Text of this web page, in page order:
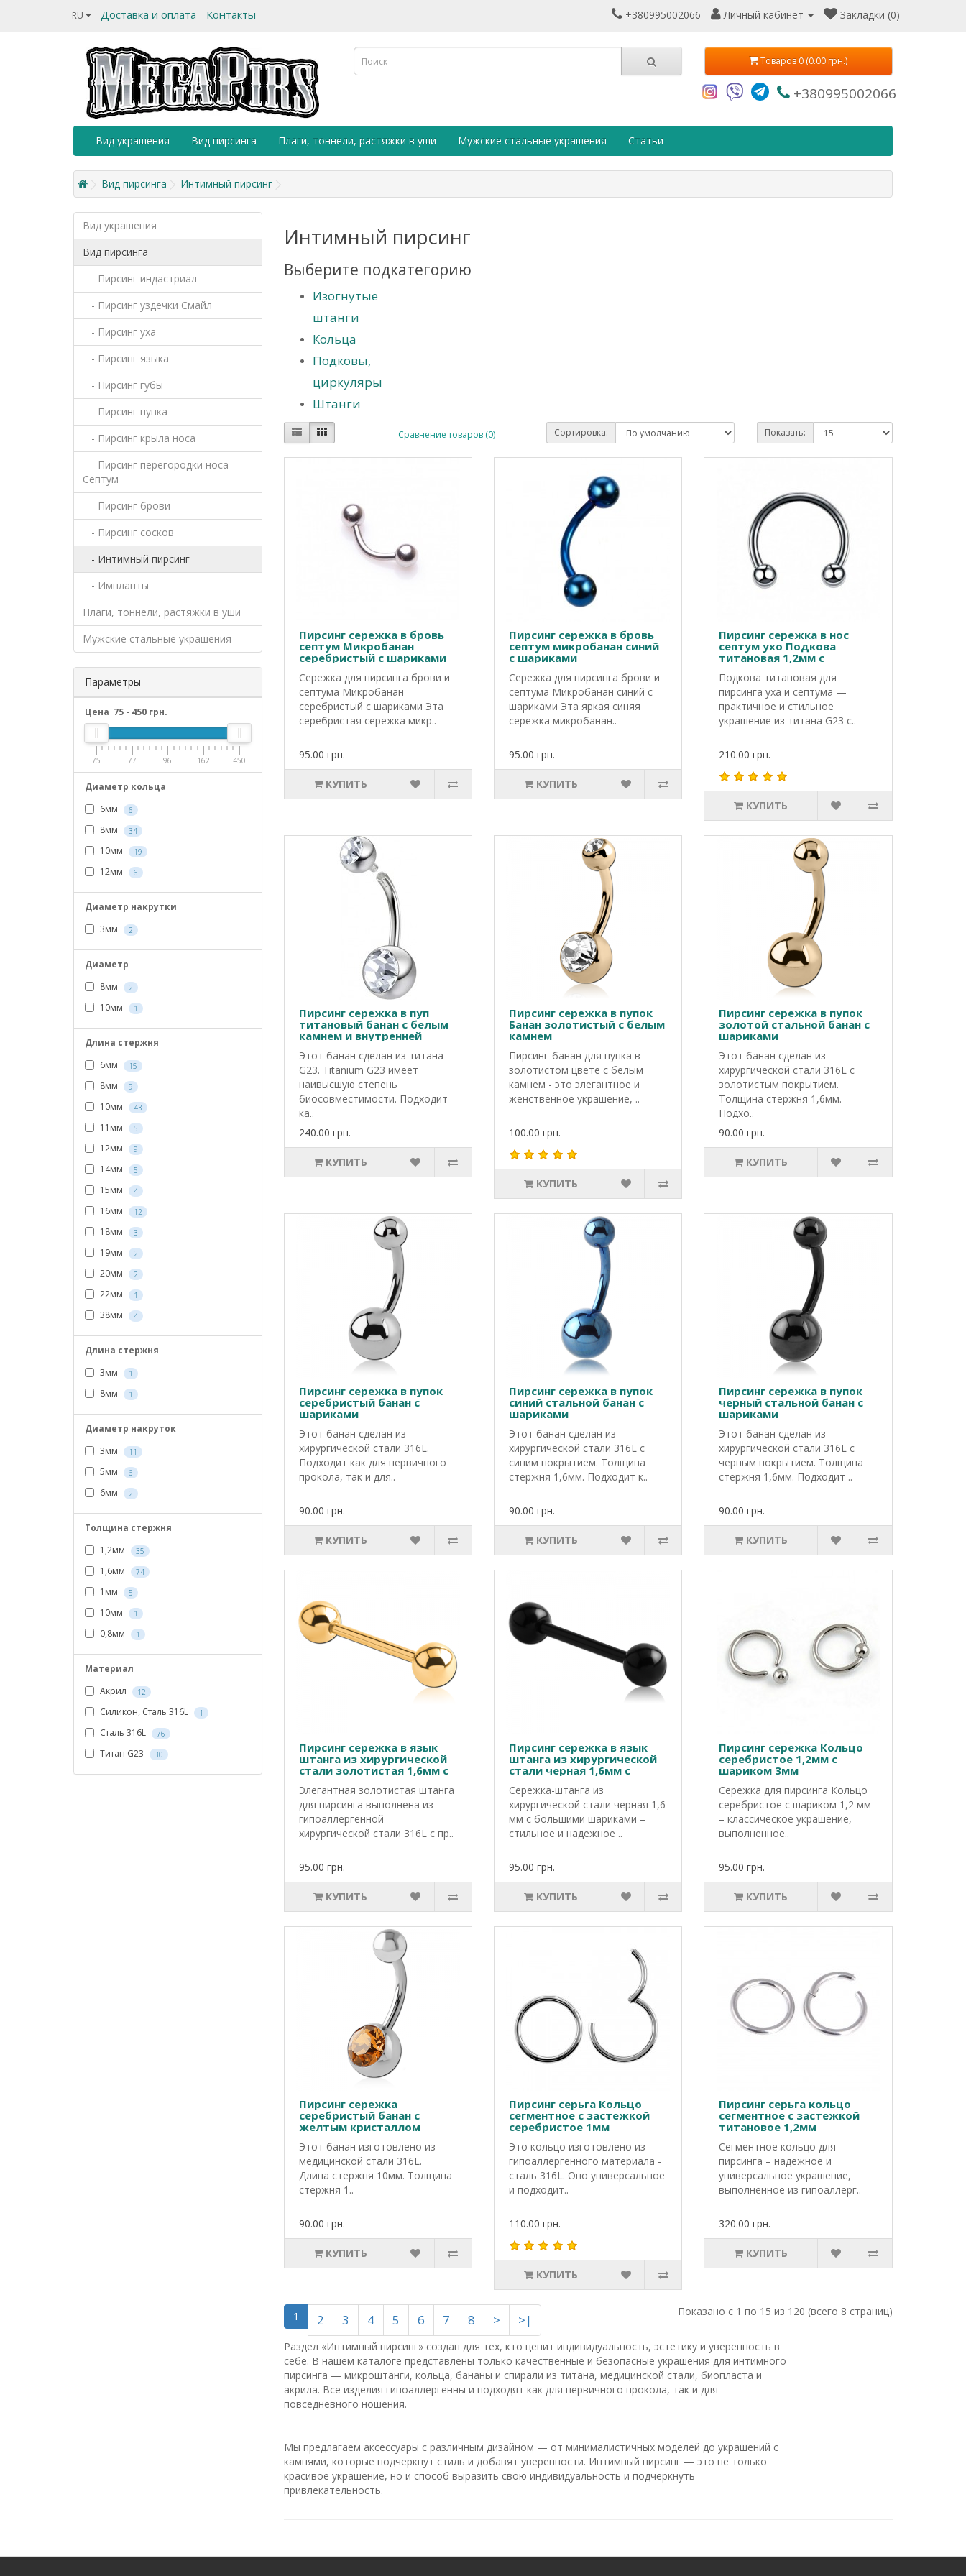
RU Доставка и оплата Контакты +380995002066 Личный кабинет Закладки (0)
Товаров 0 (0.00 грн.)
+380995002066
Вид украшения Вид пирсинга Плаги, тоннели, растяжки в уши Мужские стальные украшения Статьи
Вид пирсинга Интимный пирсинг
Вид украшения
Вид пирсинга
- Пирсинг индастриал
- Пирсинг уздечки Смайл
- Пирсинг уха
- Пирсинг языка
- Пирсинг губы
- Пирсинг пупка
- Пирсинг крыла носа
- Пирсинг перегородки носа
Септум
- Пирсинг брови
- Пирсинг сосков
- Интимный пирсинг
- Импланты
Плаги, тоннели, растяжки в уши
Мужские стальные украшения
Параметры
Цена 75 - 450 грн.
75 77 96 162 450
Диаметр кольца
6мм
6
8мм 34
10мм 19
12мм 6
Диаметр накрутки
3мм
2
Диаметр
8мм
2
10мм 1
Длина стержня
6мм
15
8мм 9
10мм 43
11мм 5
12мм 9
14мм 5
15мм 4
16мм 12
18мм 3
19мм 2
20мм 2
22мм 1
38мм 4
Длина стержня
3мм
1
8мм 1
Диаметр накруток
3мм
11
5мм 6
6мм 2
Толщина стержня
1,2мм
35
1,6мм 74
1мм 5
10мм 1
0,8мм 1
Материал
Акрил
12
Силикон, Сталь 316L 1
Сталь 316L 76
Титан G23 30
Интимный пирсинг
Выберите подкатегорию
Изогнутые
штанги
Кольца
Подковы,
циркуляры
Штанги
Сравнение товаров (0) Сортировка: Показать:
Пирсинг сережка в бровь
септум Микробанан
серебристый с шариками
Сережка для пирсинга брови и
септума Микробанан
серебристый с шариками Эта
серебристая сережка микр..
95.00 грн.
КУПИТЬ
Пирсинг сережка в бровь
септум микробанан синий
с шариками
Сережка для пирсинга брови и
септума Микробанан синий с
шариками Эта яркая синяя
сережка микробанан..
95.00 грн.
КУПИТЬ
Пирсинг сережка в нос
септум ухо Подкова
титановая 1,2мм с
Подкова титановая для
пирсинга уха и септума —
практичное и стильное
украшение из титана G23 с..
210.00 грн.
КУПИТЬ
Пирсинг сережка в пуп
титановый банан с белым
камнем и внутренней
Этот банан сделан из титана
G23. Titanium G23 имеет
наивысшую степень
биосовместимости. Подходит
ка..
240.00 грн.
КУПИТЬ
Пирсинг сережка в пупок
Банан золотистый с белым
камнем
Пирсинг-банан для пупка в
золотистом цвете с белым
камнем - это элегантное и
женственное украшение, ..
100.00 грн.
КУПИТЬ
Пирсинг сережка в пупок
золотой стальной банан с
шариками
Этот банан сделан из
хирургической стали 316L с
золотистым покрытием.
Толщина стержня 1,6мм.
Подхо..
90.00 грн.
КУПИТЬ
Пирсинг сережка в пупок
серебристый банан с
шариками
Этот банан сделан из
хирургической стали 316L.
Подходит как для первичного
прокола, так и для..
90.00 грн.
КУПИТЬ
Пирсинг сережка в пупок
синий стальной банан с
шариками
Этот банан сделан из
хирургической стали 316L с
синим покрытием. Толщина
стержня 1,6мм. Подходит к..
90.00 грн.
КУПИТЬ
Пирсинг сережка в пупок
черный стальной банан с
шариками
Этот банан сделан из
хирургической стали 316L с
черным покрытием. Толщина
стержня 1,6мм. Подходит ..
90.00 грн.
КУПИТЬ
Пирсинг сережка в язык
штанга из хирургической
стали золотистая 1,6мм с
Элегантная золотистая штанга
для пирсинга выполнена из
гипоаллергенной
хирургической стали 316L с пр..
95.00 грн.
КУПИТЬ
Пирсинг сережка в язык
штанга из хирургической
стали черная 1,6мм с
Сережка-штанга из
хирургической стали черная 1,6
мм с большими шариками –
стильное и надежное ..
95.00 грн.
КУПИТЬ
Пирсинг сережка Кольцо
серебристое 1,2мм с
шариком 3мм
Сережка для пирсинга Кольцо
серебристое с шариком 1,2 мм
– классическое украшение,
выполненное..
95.00 грн.
КУПИТЬ
Пирсинг сережка
серебристый банан с
желтым кристаллом
Этот банан изготовлено из
медицинской стали 316L.
Длина стержня 10мм. Толщина
стержня 1..
90.00 грн.
КУПИТЬ
Пирсинг серьга Кольцо
сегментное с застежкой
серебристое 1мм
Это кольцо изготовлено из
гипоаллергенного материала -
сталь 316L. Оно универсальное
и подходит..
110.00 грн.
КУПИТЬ
Пирсинг серьга кольцо
сегментное с застежкой
титановое 1,2мм
Сегментное кольцо для
пирсинга – надежное и
универсальное украшение,
выполненное из гипоаллерг..
320.00 грн.
КУПИТЬ
1 2 3 4 5 6 7 8 > >|
Показано с 1 по 15 из 120 (всего 8 страниц)
Раздел «Интимный пирсинг» создан для тех, кто ценит индивидуальность, эстетику и уверенность в
себе. В нашем каталоге представлены только качественные и безопасные украшения для интимного
пирсинга — микроштанги, кольца, бананы и спирали из титана, медицинской стали, биопласта и
акрила. Все изделия гипоаллергенны и подходят как для первичного прокола, так и для
повседневного ношения.
Мы предлагаем аксессуары с различным дизайном — от минималистичных моделей до украшений с
камнями, которые подчеркнут стиль и добавят уверенности. Интимный пирсинг — это не только
красивое украшение, но и способ выразить свою индивидуальность и подчеркнуть
привлекательность.